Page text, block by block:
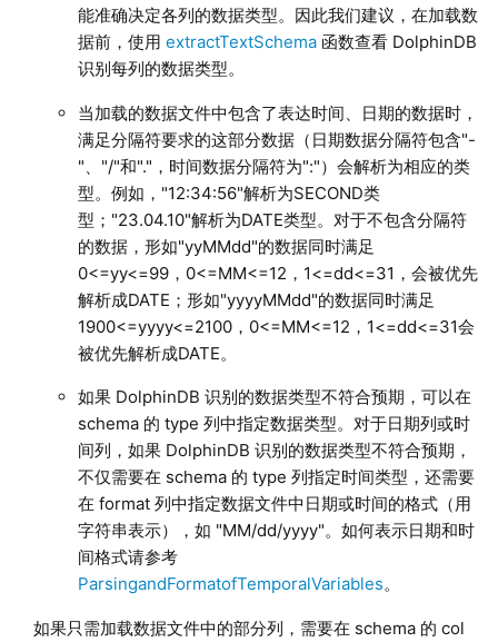
能准确决定各列的数据类型。因此我们建议，在加载数
据前，使用 extractTextSchema函数查看 DolphinDB
识别每列的数据类型。
当加载的数据文件中包含了表达时间、日期的数据时，
满足分隔符要求的这部分数据（日期数据分隔符包含"-
"、"/"和"."，时间数据分隔符为":"）会解析为相应的类
型。例如，"12:34:56"解析为SECOND类
型；"23.04.10"解析为DATE类型。对于不包含分隔符
的数据，形如"yyMMdd"的数据同时满足
0<=yy<=99，0<=MM<=12，1<=dd<=31，会被优先
解析成DATE；形如"yyyyMMdd"的数据同时满足
1900<=yyyy<=2100，0<=MM<=12，1<=dd<=31会
被优先解析成DATE。
如果 DolphinDB 识别的数据类型不符合预期，可以在
schema 的 type 列中指定数据类型。对于日期列或时
间列，如果 DolphinDB 识别的数据类型不符合预期，
不仅需要在 schema 的 type 列指定时间类型，还需要
在 format 列中指定数据文件中日期或时间的格式（用
字符串表示），如 "MM/dd/yyyy"。如何表示日期和时
间格式请参考
ParsingandFormatofTemporalVariables。
如果只需加载数据文件中的部分列，需要在 schema 的 col